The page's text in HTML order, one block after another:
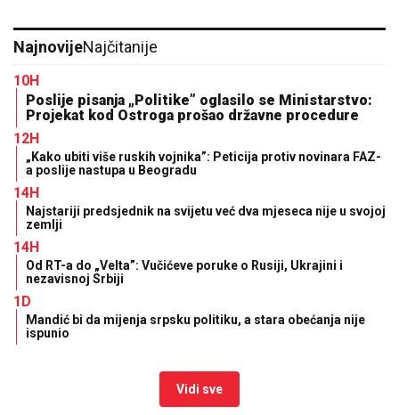
NajnovijeNajčitanije
10H
Poslije pisanja „Politike” oglasilo se Ministarstvo:
Projekat kod Ostroga prošao državne procedure
12H
„Kako ubiti više ruskih vojnika”: Peticija protiv novinara FAZ-
a poslije nastupa u Beogradu
14H
Najstariji predsjednik na svijetu već dva mjeseca nije u svojoj
zemlji
14H
Od RT-a do „Velta”: Vučićeve poruke o Rusiji, Ukrajini i
nezavisnoj Srbiji
1D
Mandić bi da mijenja srpsku politiku, a stara obećanja nije
ispunio
Vidi sve